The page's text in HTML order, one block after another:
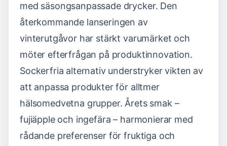
med säsongsanpassade drycker. Den
återkommande lanseringen av
vinterutgåvor har stärkt varumärket och
möter efterfrågan på produktinnovation.
Sockerfria alternativ understryker vikten av
att anpassa produkter för alltmer
hälsomedvetna grupper. Årets smak –
fujiäpple och ingefära – harmonierar med
rådande preferenser för fruktiga och